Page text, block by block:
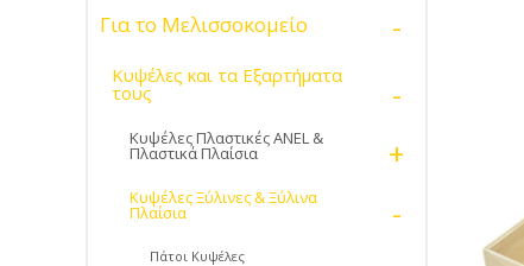
Για το Μελισσοκομείο -
Κυψέλες και τα Εξαρτήματα
τους -
Κυψέλες Πλαστικές ANEL &
Πλαστικά Πλαίσια +
Κυψέλες Ξύλινες & Ξύλινα
Πλαίσια -
Πάτοι Κυψέλες